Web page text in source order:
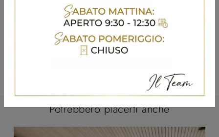
Potrebbero piacerti anche